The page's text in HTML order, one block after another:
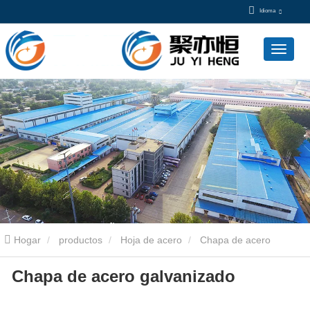
Idioma
Hogar productos Hoja de acero Chapa de acero
galvanizado Chapa de acero galvanizado
Chapa de acero galvanizado